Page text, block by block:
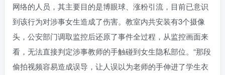
网络的人员，其主要目的是博眼球、涨粉引流，目前已意识
到该行为对涉事女生造成了伤害。教室内共安装有3个摄像
头，公安部门调取监控后还原了事件全过程，从监控画面来
看，无法直接判定涉事教师的手触碰到女生隐私部位。“那段
偷拍视频容易造成误导，让人误以为老师的手伸进了学生衣